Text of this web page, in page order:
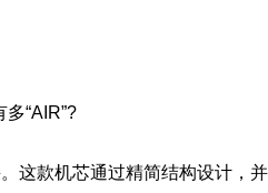
“AIR”?
这款机芯通过精简结构设计，